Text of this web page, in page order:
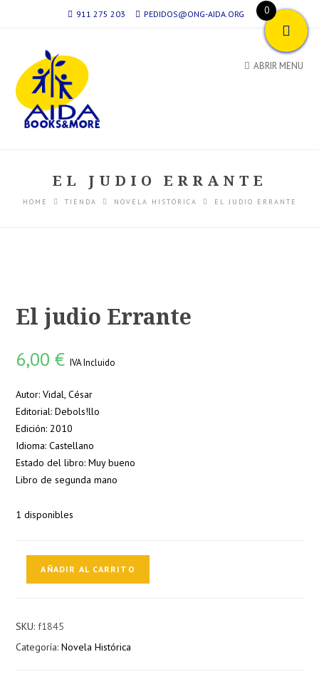
911 275 203 PEDIDOS@ONG-AIDA.ORG
ABRIR MENU
EL JUDIO ERRANTE
HOME TIENDA NOVELA HISTÓRICA EL JUDIO ERRANTE
El judio Errante
6,00€ IVA Incluido
Autor: Vidal, César
Editorial: Debols!llo
Edición: 2010
Idioma: Castellano
Estado del libro: Muy bueno
Libro de segunda mano
1 disponibles
AÑADIR AL CARRITO
SKU:f1845
Categoría:Novela Histórica
0